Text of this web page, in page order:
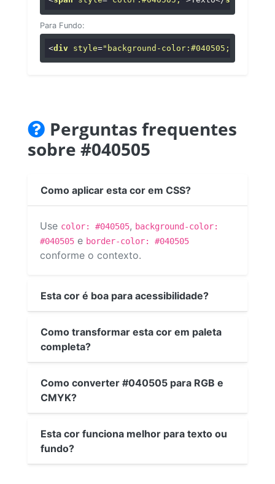
Para Fundo:
<div style="background-color:#040505;"
Perguntas frequentes
sobre #040505
Como aplicar esta cor em CSS?
Use color: #040505, background-color:
#040505 e border-color: #040505
conforme o contexto.
Esta cor é boa para acessibilidade?
Como transformar esta cor em paleta
completa?
Como converter #040505 para RGB e
CMYK?
Esta cor funciona melhor para texto ou
fundo?